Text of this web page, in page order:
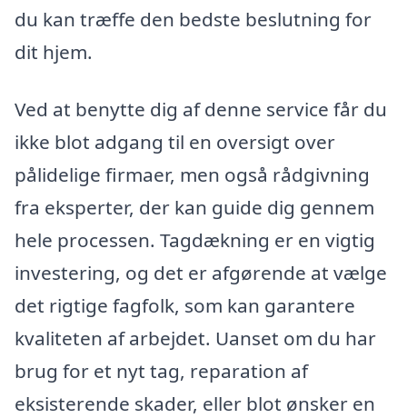
du kan træffe den bedste beslutning for
dit hjem.
Ved at benytte dig af denne service får du
ikke blot adgang til en oversigt over
pålidelige firmaer, men også rådgivning
fra eksperter, der kan guide dig gennem
hele processen. Tagdækning er en vigtig
investering, og det er afgørende at vælge
det rigtige fagfolk, som kan garantere
kvaliteten af arbejdet. Uanset om du har
brug for et nyt tag, reparation af
eksisterende skader, eller blot ønsker en